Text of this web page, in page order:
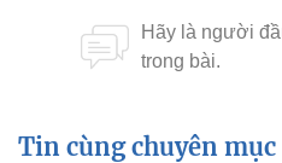
Tin cùng chuyên mục